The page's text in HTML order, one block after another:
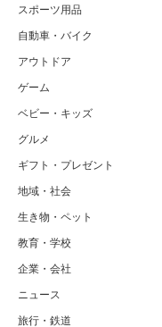
スポーツ用品
自動車・バイク
アウトドア
ゲーム
ベビー・キッズ
グルメ
ギフト・プレゼント
地域・社会
生き物・ペット
教育・学校
企業・会社
ニュース
旅行・鉄道